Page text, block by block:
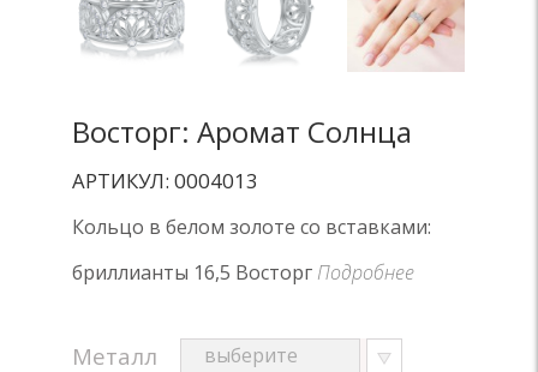
Восторг: Аромат Солнца
АРТИКУЛ: 0004013
Кольцо в белом золоте со вставками:
бриллианты 16,5 Восторг Подробнее
Металл